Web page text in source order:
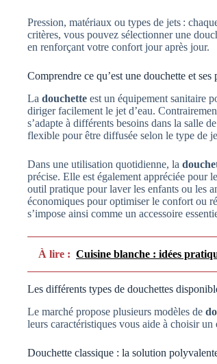
Pression, matériaux ou types de jets :
critères, vous pouvez sélectionner une
en renforçant votre confort jour après jour.
Comprendre ce qu’est une douchette et ses
La douchette est un équipement sanitaire
diriger facilement le jet d’eau.
s’adapte à différents besoins dans la salle
flexible pour être diffusée selon le type de
Dans une utilisation quotidienne, la
précise. Elle est également appréciée pour
outil pratique pour laver les enfants ou les
économiques pour optimiser le confort ou
s’impose ainsi comme un accessoire
À lire : Cuisine blanche : idées
Les différents types de douchettes
Le marché propose plusieurs modèles de
leurs caractéristiques vous aide à choisir
Douchette classique : la solution